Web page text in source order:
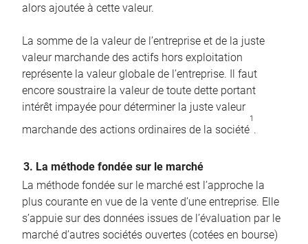
alors ajoutée à cette valeur.
La somme de la valeur de l’entreprise et de la juste
valeur marchande des actifs hors exploitation
représente la valeur globale de l’entreprise. Il faut
encore soustraire la valeur de toute dette portant
intérêt impayée pour déterminer la juste valeur
marchande des actions ordinaires de la société
1
.
3. La méthode fondée sur le marché
La méthode fondée sur le marché est l’approche la
plus courante en vue de la vente d’une entreprise. Elle
s’appuie sur des données issues de l’évaluation par le
marché d’autres sociétés ouvertes (cotées en bourse)